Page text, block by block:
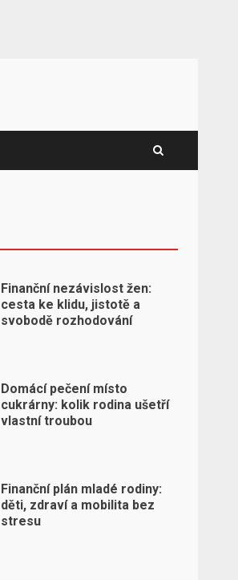
Finanční nezávislost žen:
cesta ke klidu, jistotě a
svobodě rozhodování
Domácí pečení místo
cukrárny: kolik rodina ušetří
vlastní troubou
Finanční plán mladé rodiny:
děti, zdraví a mobilita bez
stresu